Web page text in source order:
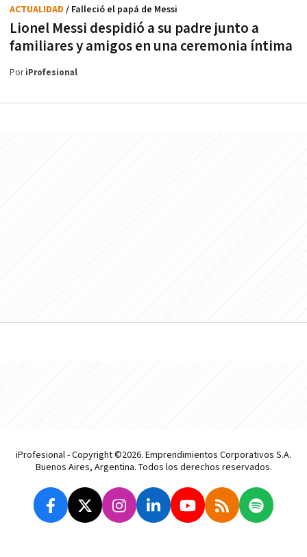
Lionel Messi despidió a su padre junto a
familiares y amigos en una ceremonia íntima
ACTUALIDAD / Falleció el papá de Messi
PoriProfesional
iProfesional - Copyright ©2026. Emprendimientos Corporativos S.A.
Buenos Aires, Argentina. Todos los derechos reservados.